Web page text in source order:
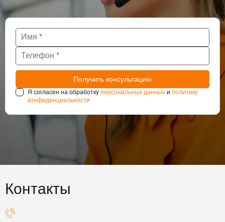
Я согласен на обработку персональных данных и политику
конфиденциальности
Контакты